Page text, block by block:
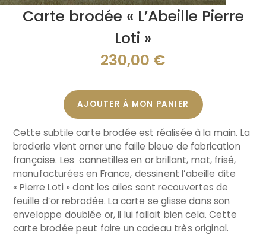
Carte brodée « L’Abeille Pierre
Loti »
230,00 €
AJOUTER À MON PANIER
Cette subtile carte brodée est réalisée à la main. La
broderie vient orner une faille bleue de fabrication
française. Les cannetilles en or brillant, mat, frisé,
manufacturées en France, dessinent l’abeille dite
« Pierre Loti » dont les ailes sont recouvertes de
feuille d’or rebrodée. La carte se glisse dans son
enveloppe doublée or, il lui fallait bien cela. Cette
carte brodée peut faire un cadeau très original.